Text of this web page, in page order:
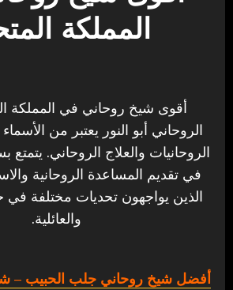
المملكة
أقوى شيخ روحاني في المملكة
الروحاني أبو النور يعتبر من
الروحانيات والعلاج الروحاني.
في تقديم المساعدة الروحانية
الذين يواجهون تحديات مختلفة في
والعائلية.
أفضل شيخ روحاني جلب الحبيب –